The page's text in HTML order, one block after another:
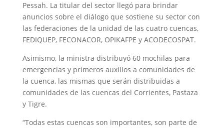
Pessah. La titular del sector llegó para brindar
anuncios sobre el diálogo que sostiene su sector con
las federaciones de la unidad de las cuatro cuencas,
FEDIQUEP, FECONACOR, OPIKAFPE y ACODECOSPAT.
Asimismo, la ministra distribuyó 60 mochilas para
emergencias y primeros auxilios a comunidades de
la cuenca, las mismas que serán distribuidas a
comunidades de las cuencas del Corrientes, Pastaza
y Tigre.
“Todas estas cuencas son importantes, son parte de